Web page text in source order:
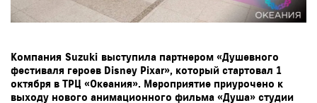
Компания Suzuki выcтупила партнером «Душевного
фестиваля героев Disney Pixar», который стартовал 1
октября в ТРЦ «Океания». Мероприятие приурочено к
выходу нового анимационного фильма «Душа» студии